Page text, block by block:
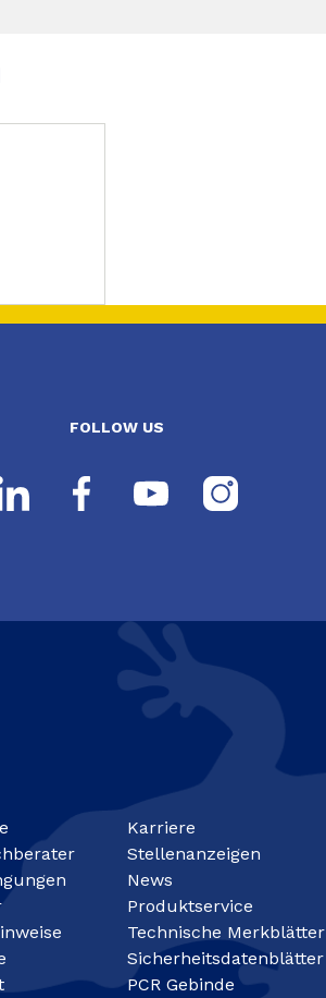
FOLLOW US
Karriere
Stellenanzeigen
News
Produktservice
Technische Merkblätter
Sicherheitsdatenblätter
PCR Gebinde